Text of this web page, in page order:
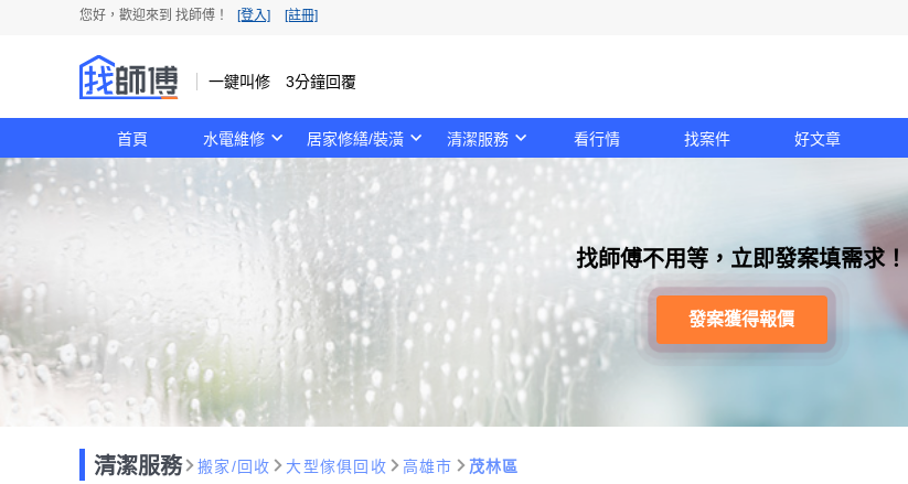
您好，歡迎來到 找師傅！ [登入] [註冊]
一鍵叫修 3分鐘回覆
首頁 水電維修 居家修繕/裝潢 清潔服務 看行情 找案件 好文章
找師傅不用等，立即發案填需求！
發案獲得報價
清潔服務 搬家/回收 大型傢俱回收 高雄市 茂林區